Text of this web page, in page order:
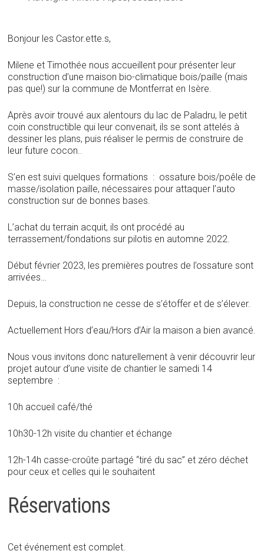
Bonjour les Castor.ette.s,
Milene et Timothée nous accueillent pour présenter leur
construction d’une maison bio-climatique bois/paille (mais
pas que!) sur la commune de Montferrat en Isère.
Après avoir trouvé aux alentours du lac de Paladru, le petit
coin constructible qui leur convenait, ils se sont attelés à
dessiner les plans, puis réaliser le permis de construire de
leur future cocon..
S’en est suivi quelques formations : ossature bois/poêle de
masse/isolation paille, nécessaires pour attaquer l’auto
construction sur de bonnes bases.
L’achat du terrain acquit, ils ont procédé au
terrassement/fondations sur pilotis en automne 2022.
Début février 2023, les premières poutres de l’ossature sont
arrivées…
Depuis, la construction ne cesse de s’étoffer et de s’élever.
Actuellement Hors d’eau/Hors d’Air la maison a bien avancé.
Nous vous invitons donc naturellement à venir découvrir leur
projet autour d’une visite de chantier le samedi 14
septembre :
10h accueil café/thé
10h30-12h visite du chantier et échange
12h-14h casse-croûte partagé “tiré du sac” et zéro déchet
pour ceux et celles qui le souhaitent
Réservations
Cet événement est complet.